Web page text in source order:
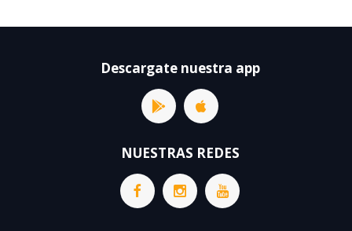
Descargate nuestra app
NUESTRAS REDES